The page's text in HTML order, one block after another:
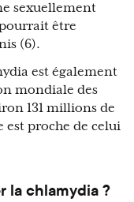
sexuellement
pourrait être
(6).
est également
mondiale des
131 millions de
est proche de celui
chlamydia ?